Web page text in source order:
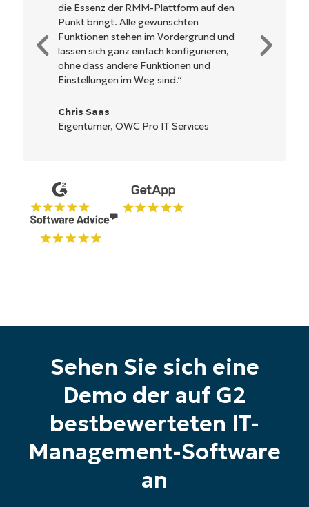
Es muss nicht erst kompliziert eingerichtet
werden und verzichtet auf eine komplexe
Steuerung. Alle Optionen und Tools sind
klar beschrieben, einfach zu verstehen und
die Benutzeroberfläche ist leicht zu
bedienen.
Ryan Reiffenberger
Reiffenberger.NET Technology Solutions
Sehen Sie sich eine
Demo der auf G2
bestbewerteten IT-
Management-Software
an
Starten Sie Ihre 14-tägige
Testversion
Keine Kreditkarte erforderlich, voller Zugriff auf
alle Funktionen
First
and